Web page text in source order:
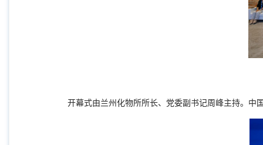
开幕式由兰州化物所所长、党委副书记周峰主持。中